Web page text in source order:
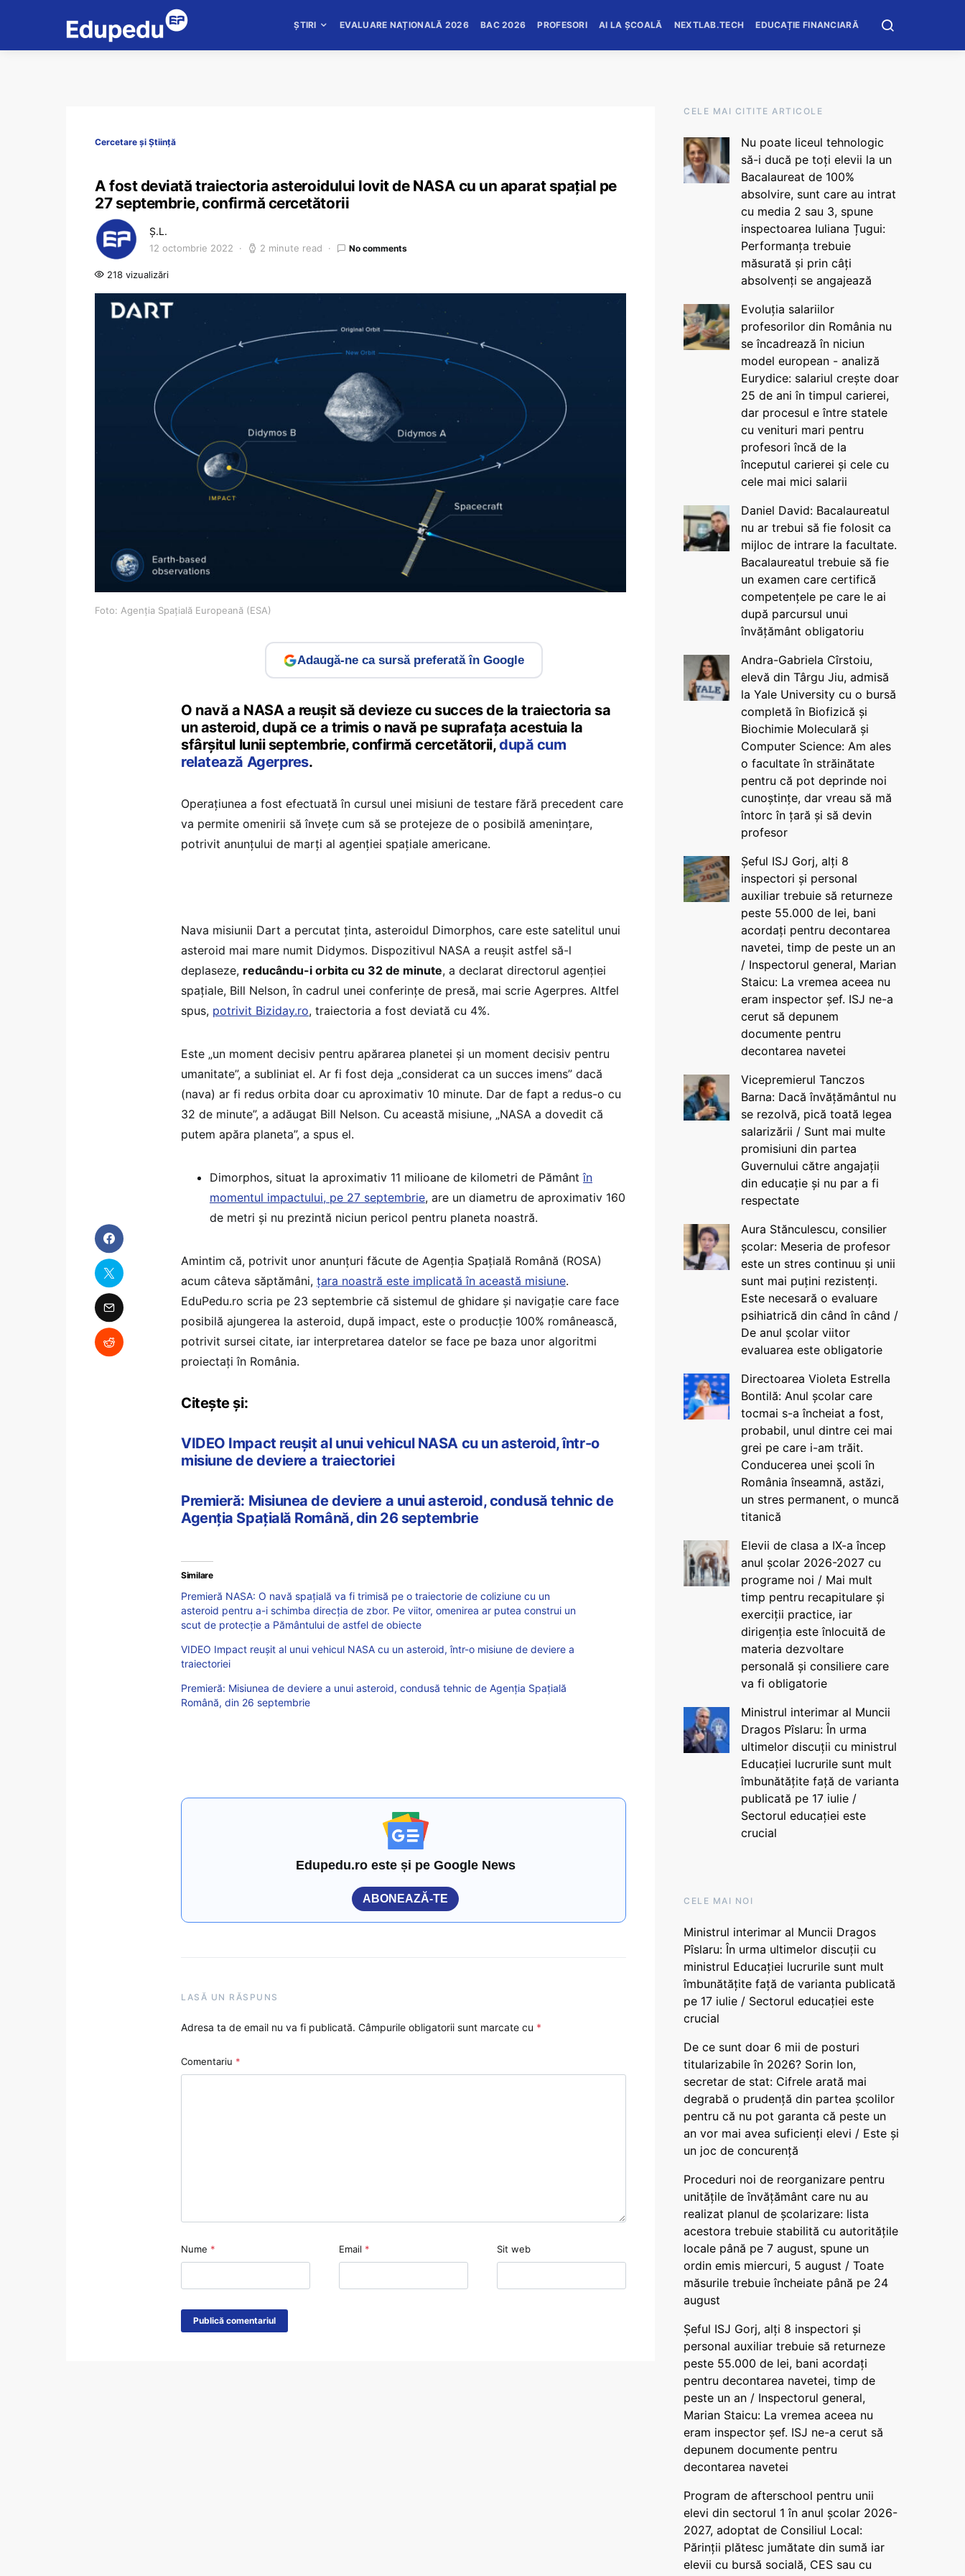
ȘTIRI EVALUARE NAȚIONALĂ 2026 BAC 2026 PROFESORI AI LA ȘCOALĂ NEXTLAB.TECH EDUCAȚIE FINANCIARĂ
Cercetare și Știință
A fost deviată traiectoria asteroidului lovit de NASA cu un aparat spațial pe
27 septembrie, confirmă cercetătorii
Ș.L.
12 octombrie 2022 2 minute read No comments
218 vizualizări
Foto: Agenția Spațială Europeană (ESA)
Adaugă-ne ca sursă preferată în Google
O navă a NASA a reuşit să devieze cu succes de la traiectoria sa
un asteroid, după ce a trimis o navă pe suprafaţa acestuia la
sfârşitul lunii septembrie, confirmă cercetătorii,după cum
relatează Agerpres.
Operațiunea a fost efectuată în cursul unei misiuni de testare fără precedent care
va permite omenirii să înveţe cum să se protejeze de o posibilă ameninţare,
potrivit anunțului de marţi al agenţiei spaţiale americane.
Nava misiunii Dart a percutat ţinta, asteroidul Dimorphos, care este satelitul unui
asteroid mai mare numit Didymos. Dispozitivul NASA a reuşit astfel să-l
deplaseze, reducându-i orbita cu 32 de minute, a declarat directorul agenţiei
spaţiale, Bill Nelson, în cadrul unei conferinţe de presă, mai scrie Agerpres. Altfel
spus, potrivit Biziday.ro, traiectoria a fost deviată cu 4%.
Este „un moment decisiv pentru apărarea planetei şi un moment decisiv pentru
umanitate”, a subliniat el. Ar fi fost deja „considerat ca un succes imens” dacă
(nava) ar fi redus orbita doar cu aproximativ 10 minute. Dar de fapt a redus-o cu
32 de minute”, a adăugat Bill Nelson. Cu această misiune, „NASA a dovedit că
putem apăra planeta”, a spus el.
Dimorphos, situat la aproximativ 11 milioane de kilometri de Pământîn
momentul impactului, pe 27 septembrie, are un diametru de aproximativ 160
de metri şi nu prezintă niciun pericol pentru planeta noastră.
Amintim că, potrivit unor anunțuri făcute de Agenția Spațială Română (ROSA)
acum câteva săptămâni, țara noastră este implicată în această misiune.
EduPedu.ro scria pe 23 septembrie că sistemul de ghidare și navigație care face
posibilă ajungerea la asteroid, după impact, este o producție 100% românească,
potrivit sursei citate, iar interpretarea datelor se face pe baza unor algoritmi
proiectați în România.
Citește și:
VIDEO Impact reușit al unui vehicul NASA cu un asteroid, într-o
misiune de deviere a traiectoriei
Premieră: Misiunea de deviere a unui asteroid, condusă tehnic de
Agenția Spațială Română, din 26 septembrie
Similare
Premieră NASA: O navă spațială va fi trimisă pe o traiectorie de coliziune cu un
asteroid pentru a-i schimba direcția de zbor. Pe viitor, omenirea ar putea construi un
scut de protecție a Pământului de astfel de obiecte
VIDEO Impact reușit al unui vehicul NASA cu un asteroid, într-o misiune de deviere a
traiectoriei
Premieră: Misiunea de deviere a unui asteroid, condusă tehnic de Agenția Spațială
Română, din 26 septembrie
Edupedu.ro este și pe Google News
ABONEAZĂ-TE
LASĂ UN RĂSPUNS
Adresa ta de email nu va fi publicată. Câmpurile obligatorii sunt marcate cu *
Comentariu *
Nume * Email * Sit web
CELE MAI CITITE ARTICOLE
Nu poate liceul tehnologic
să-i ducă pe toți elevii la un
Bacalaureat de 100%
absolvire, sunt care au intrat
cu media 2 sau 3, spune
inspectoarea Iuliana Țugui:
Performanța trebuie
măsurată și prin câți
absolvenți se angajează
Evoluția salariilor
profesorilor din România nu
se încadrează în niciun
model european - analiză
Eurydice: salariul crește doar
25 de ani în timpul carierei,
dar procesul e între statele
cu venituri mari pentru
profesori încă de la
începutul carierei și cele cu
cele mai mici salarii
Daniel David: Bacalaureatul
nu ar trebui să fie folosit ca
mijloc de intrare la facultate.
Bacalaureatul trebuie să fie
un examen care certifică
competențele pe care le ai
după parcursul unui
învățământ obligatoriu
Andra-Gabriela Cîrstoiu,
elevă din Târgu Jiu, admisă
la Yale University cu o bursă
completă în Biofizică și
Biochimie Moleculară și
Computer Science: Am ales
o facultate în străinătate
pentru că pot deprinde noi
cunoștințe, dar vreau să mă
întorc în țară și să devin
profesor
Șeful ISJ Gorj, alți 8
inspectori și personal
auxiliar trebuie să returneze
peste 55.000 de lei, bani
acordați pentru decontarea
navetei, timp de peste un an
/ Inspectorul general, Marian
Staicu: La vremea aceea nu
eram inspector șef. ISJ ne-a
cerut să depunem
documente pentru
decontarea navetei
Vicepremierul Tanczos
Barna: Dacă învățământul nu
se rezolvă, pică toată legea
salarizării / Sunt mai multe
promisiuni din partea
Guvernului către angajații
din educație și nu par a fi
respectate
Aura Stănculescu, consilier
școlar: Meseria de profesor
este un stres continuu și unii
sunt mai puțini rezistenți.
Este necesară o evaluare
psihiatrică din când în când /
De anul școlar viitor
evaluarea este obligatorie
Directoarea Violeta Estrella
Bontilă: Anul școlar care
tocmai s-a încheiat a fost,
probabil, unul dintre cei mai
grei pe care i-am trăit.
Conducerea unei școli în
România înseamnă, astăzi,
un stres permanent, o muncă
titanică
Elevii de clasa a IX-a încep
anul școlar 2026-2027 cu
programe noi / Mai mult
timp pentru recapitulare și
exerciții practice, iar
dirigenția este înlocuită de
materia dezvoltare
personală și consiliere care
va fi obligatorie
Ministrul interimar al Muncii
Dragos Pîslaru: În urma
ultimelor discuții cu ministrul
Educației lucrurile sunt mult
îmbunătățite față de varianta
publicată pe 17 iulie /
Sectorul educației este
crucial
CELE MAI NOI
Ministrul interimar al Muncii Dragos
Pîslaru: În urma ultimelor discuții cu
ministrul Educației lucrurile sunt mult
îmbunătățite față de varianta publicată
pe 17 iulie / Sectorul educației este
crucial
De ce sunt doar 6 mii de posturi
titularizabile în 2026? Sorin Ion,
secretar de stat: Cifrele arată mai
degrabă o prudență din partea școlilor
pentru că nu pot garanta că peste un
an vor mai avea suficienți elevi / Este și
un joc de concurență
Proceduri noi de reorganizare pentru
unitățile de învățământ care nu au
realizat planul de școlarizare: lista
acestora trebuie stabilită cu autoritățile
locale până pe 7 august, spune un
ordin emis miercuri, 5 august / Toate
măsurile trebuie încheiate până pe 24
august
Șeful ISJ Gorj, alți 8 inspectori și
personal auxiliar trebuie să returneze
peste 55.000 de lei, bani acordați
pentru decontarea navetei, timp de
peste un an / Inspectorul general,
Marian Staicu: La vremea aceea nu
eram inspector șef. ISJ ne-a cerut să
depunem documente pentru
decontarea navetei
Program de afterschool pentru unii
elevi din sectorul 1 în anul școlar 2026-
2027, adoptat de Consiliul Local:
Părinții plătesc jumătate din sumă iar
elevii cu bursă socială, CES sau cu